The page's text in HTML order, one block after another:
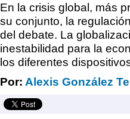
En la crisis global, más
su conjunto, la
del debate. La
inestabilidad para la
los diferentes
Por: Alexis González